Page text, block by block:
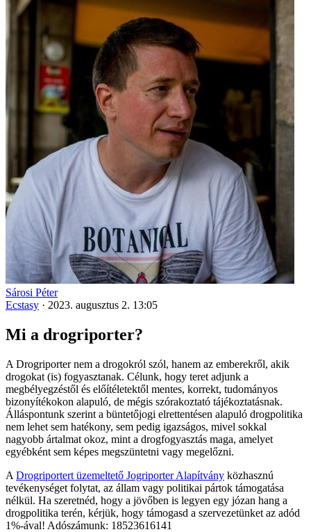
Sárosi Péter
Ecstasy · 2023. augusztus 2. 13:05
Mi a drogriporter?
A Drogriporter nem a drogokról szól, hanem az emberekről, akik
drogokat (is) fogyasztanak. Célunk, hogy teret adjunk a
megbélyegzéstől és előítéletektől mentes, korrekt, tudományos
bizonyítékokon alapuló, de mégis szórakoztató tájékoztatásnak.
Álláspontunk szerint a büntetőjogi elrettentésen alapuló drogpolitika
nem lehet sem hatékony, sem pedig igazságos, mivel sokkal
nagyobb ártalmat okoz, mint a drogfogyasztás maga, amelyet
egyébként sem képes megszüntetni vagy megelőzni.
A Drogriportert üzemeltető Jogriporter Alapítvány közhasznú
tevékenységet folytat, az állam vagy politikai pártok támogatása
nélkül. Ha szeretnéd, hogy a jövőben is legyen egy józan hang a
drogpolitika terén, kérjük, hogy támogasd a szervezetünket az adód
1%-ával! Adószámunk: 18523616141